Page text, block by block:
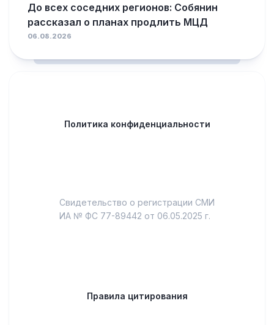
До всех соседних регионов: Собянин
рассказал о планах продлить МЦД
06.08.2026
Политика конфиденциальности
Свидетельство о регистрации СМИ
ИА № ФС 77-89442 от 06.05.2025 г.
Правила цитирования